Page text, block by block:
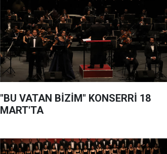
"BU VATAN BİZİM" KONSERRİ 18
MART'TA